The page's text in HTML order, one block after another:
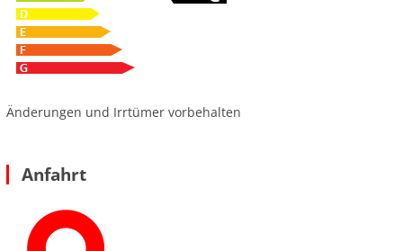
Änderungen und Irrtümer vorbehalten
Anfahrt